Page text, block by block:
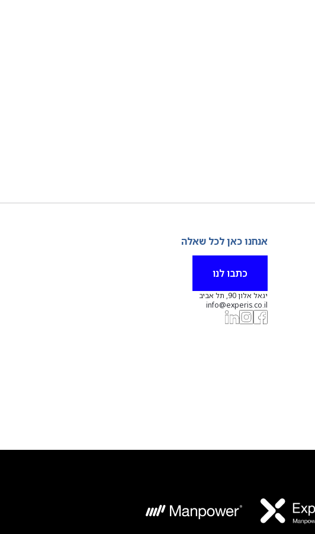
אנחנו כאן לכל שאלה
כתבו לנו
יגאל אלון 90, תל אביב
info@experis.co.il